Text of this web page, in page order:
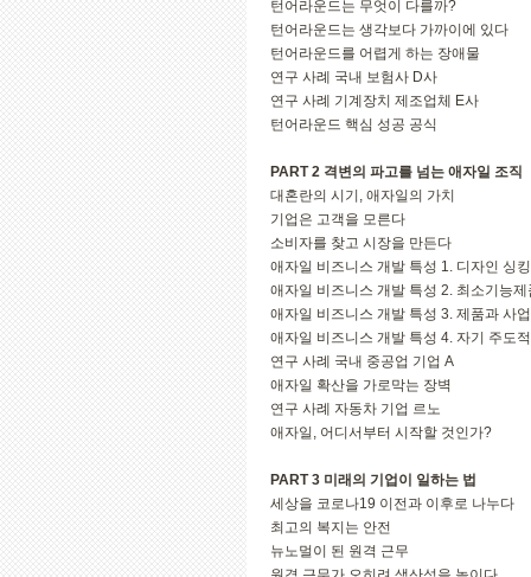
턴어라운드는 무엇이 다를까?
턴어라운드는 생각보다 가까이에 있다
턴어라운드를 어렵게 하는 장애물
연구 사례 국내 보험사 D사
연구 사례 기계장치 제조업체 E사
턴어라운드 핵심 성공 공식
PART 2 격변의 파고를 넘는 애자일 조직
대혼란의 시기, 애자일의 가치
기업은 고객을 모른다
소비자를 찾고 시장을 만든다
애자일 비즈니스 개발 특성 1. 디자인 싱킹
애자일 비즈니스 개발 특성 2. 최소기능제
애자일 비즈니스 개발 특성 3. 제품과 사
애자일 비즈니스 개발 특성 4. 자기 주도
연구 사례 국내 중공업 기업 A
애자일 확산을 가로막는 장벽
연구 사례 자동차 기업 르노
애자일, 어디서부터 시작할 것인가?
PART 3 미래의 기업이 일하는 법
세상을 코로나19 이전과 이후로 나누다
최고의 복지는 안전
뉴노멀이 된 원격 근무